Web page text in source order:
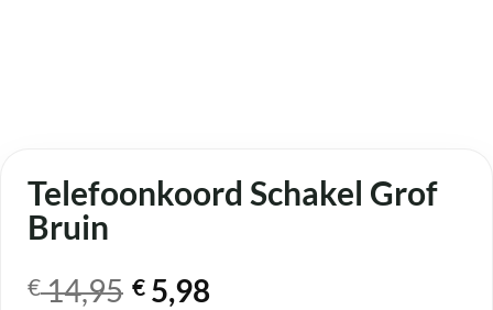
Telefoonkoord Schakel Grof
Bruin
€14,95
Oorspronkelijke
€ 5,98
Huidige